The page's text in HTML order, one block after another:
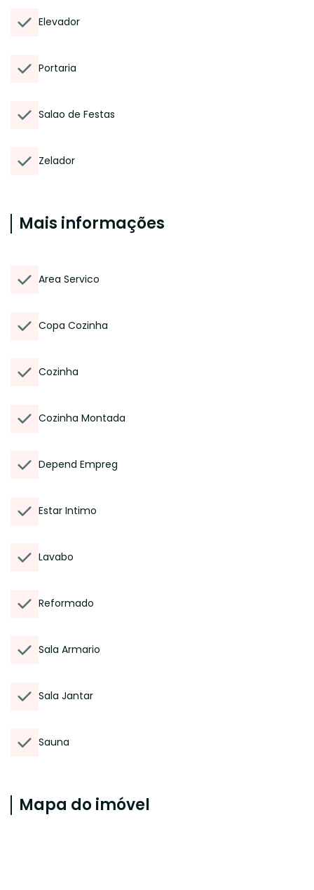
Elevador
Portaria
Salao de Festas
Zelador
Mais informações
Area Servico
Copa Cozinha
Cozinha
Cozinha Montada
Depend Empreg
Estar Intimo
Lavabo
Reformado
Sala Armario
Sala Jantar
Sauna
Mapa do imóvel